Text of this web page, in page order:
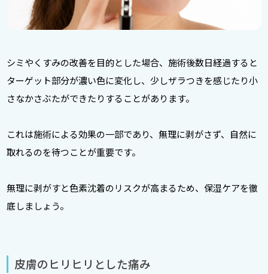
シミやくすみの改善を目的とした場合、施術後数日経過すると
ターゲット部分が濃い色に変化し、少しザラつきを感じたり小
さなかさぶたができたりすることがあります。
これは施術による効果の一部であり、無理に剥がさず、自然に
取れるのを待つことが重要です。
無理に剥がすと色素沈着のリスクが高まるため、保湿ケアを徹
底しましょう。
皮膚のヒリヒリとした痛み